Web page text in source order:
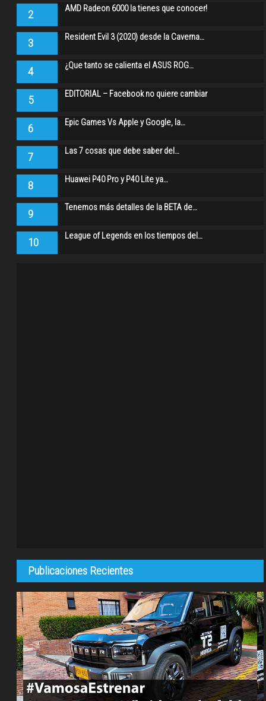
2 AMD Radeon 6000 la tienes que conocer!
3 Resident Evil 3 (2020) desde la Caverna…
4 ¿Que tanto se calienta el ASUS ROG…
5 EDITORIAL – Facebook no quiere cambiar
6 Epic Games Vs Apple y Google, la…
7 Las 7 cosas que debe saber del…
8 Huawei P40 Pro y P40 Lite ya…
9 Tenemos más detalles de la BETA de…
10 League of Legends en los tiempos del…
Publicaciones Recientes